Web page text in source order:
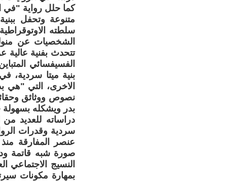
كما حلل رواية "في
متنوعة وتحفل
سلطته
تتحدث بفنية عالية
بنية ميتا سردية،
الاخرى، التي "هي
نصوص ووثائق
بدر ويشكله بسهولة
دراساته للعديد من
سردية وقدرات
عنصر المفارقة
صورة شبه قاتمة
النسيج الاجتماعي